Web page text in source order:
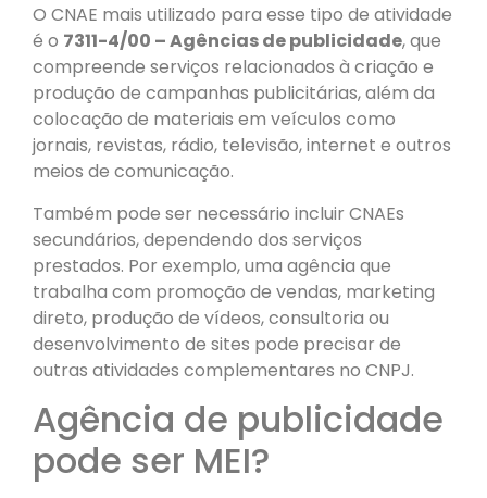
O CNAE mais utilizado para esse tipo de atividade
é o 7311-4/00 – Agências de publicidade, que
compreende serviços relacionados à criação e
produção de campanhas publicitárias, além da
colocação de materiais em veículos como
jornais, revistas, rádio, televisão, internet e outros
meios de comunicação.
Também pode ser necessário incluir CNAEs
secundários, dependendo dos serviços
prestados. Por exemplo, uma agência que
trabalha com promoção de vendas, marketing
direto, produção de vídeos, consultoria ou
desenvolvimento de sites pode precisar de
outras atividades complementares no CNPJ.
Agência de publicidade
pode ser MEI?